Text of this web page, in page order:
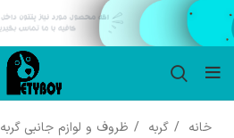
خانه گربه ظروف و لوازم جانبی گربه